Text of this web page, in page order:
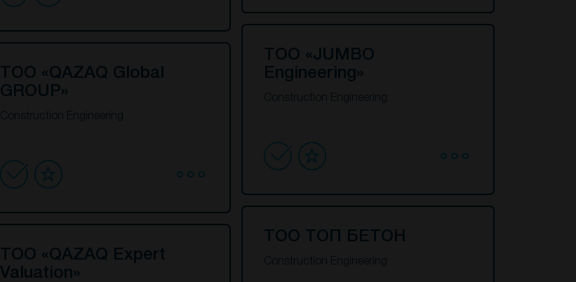
ТОО «QAZAQ Global
GROUP»
Construction Engineering
ТОО «JUMBO
Engineering»
Construction Engineering
ТОО «QAZAQ Expert
Valuation»
ТОО ТОП БЕТОН
Construction Engineering